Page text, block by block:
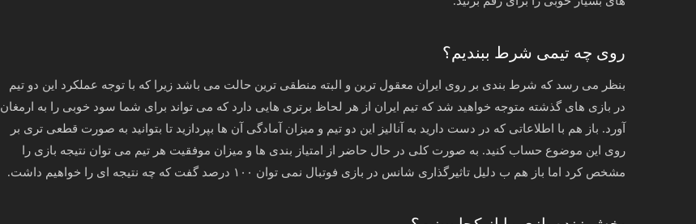
روی چه تیمی شرط ببندیم؟
بنظر می رسد که شرط بندی بر روی ایران معقول ترین و البته منطقی ترین حالت می باشد زیرا که با توجه عملکرد این دو تیم
در بازی های گذشته متوجه خواهید شد که تیم ایران از هر لحاظ برتری هایی دارد که می تواند برای شما سود خوبی را به ارمغان
آورد. باز هم با اطلاعاتی که در دست دارید به آنالیز این دو تیم و میزان آمادگی آن ها بپردازید تا بتوانید به صورت قطعی تری بر
روی این موضوع حساب کنید. به صورت کلی در حال حاضر از امتیاز بندی ها و میزان موفقیت هر تیم می توان نتیجه بازی را
مشخص کرد اما باز هم ب دلیل تاثیرگذاری شانس در بازی فوتبال نمی توان ۱۰۰ درصد گفت که چه نتیجه ای را خواهیم داشت.